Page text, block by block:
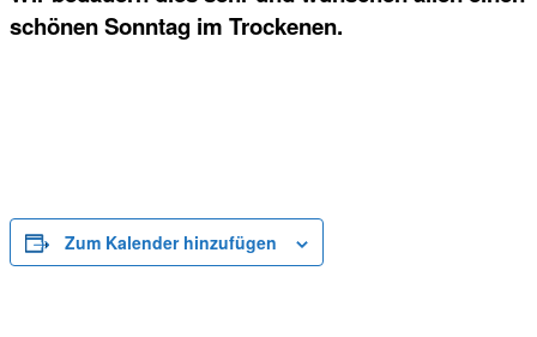
schönen Sonntag im Trockenen.
Zum Kalender hinzufügen